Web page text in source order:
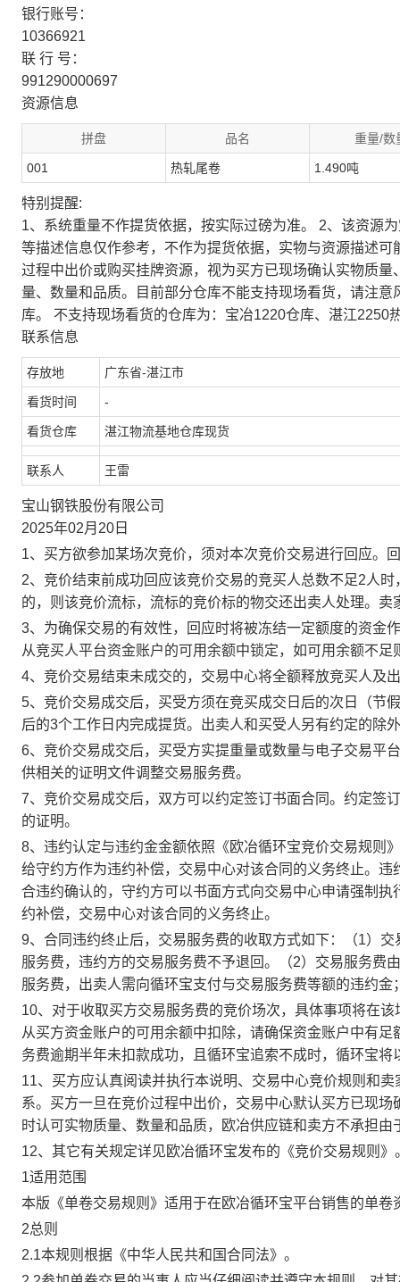
银行账号：
10366921
联 行 号：
991290000697
资源信息
拼盘 品名 重量/数
001 热轧尾卷 1.490吨
特别提醒:
1、系统重量不作提货依据，按实际过磅为准。 2、该资源
等描述信息仅作参考，不作为提货依据，实物与资源描述
过程中出价或购买挂牌资源，视为买方已现场确认实物质
量、数量和品质。目前部分仓库不能支持现场看货，请注
库。 不支持现场看货的仓库为：宝冶1220仓库、湛江2250
联系信息
存放地 广东省-湛江市
看货时间 -
看货仓库 湛江物流基地仓库现货
联系人 王雷
宝山钢铁股份有限公司
2025年02月20日
1、买方欲参加某场次竞价，须对本次竞价交易进行回应。
2、竞价结束前成功回应该竞价交易的竞买人总数不足2人
的，则该竞价流标，流标的竞价标的物交还出卖人处理。
3、为确保交易的有效性，回应时将被冻结一定额度的资金
从竞买人平台资金账户的可用余额中锁定，如可用余额不足
4、竞价交易结束未成交的，交易中心将全额释放竞买人及
5、竞价交易成交后，买受方须在竞买成交日后的次日（节
后的3个工作日内完成提货。出卖人和买受人另有约定的除
6、竞价交易成交后，买受方实提重量或数量与电子交易平
供相关的证明文件调整交易服务费。
7、竞价交易成交后，双方可以约定签订书面合同。约定签
的证明。
8、违约认定与违约金金额依照《欧冶循环宝竞价交易规则
给守约方作为违约补偿，交易中心对该合同的义务终止。
合违约确认的，守约方可以书面方式向交易中心申请强制
约补偿，交易中心对该合同的义务终止。
9、合同违约终止后，交易服务费的收取方式如下：（1）
服务费，违约方的交易服务费不予退回。（2）交易服务费
服务费，出卖人需向循环宝支付与交易服务费等额的违约
10、对于收取买方交易服务费的竞价场次，具体事项将在
从买方资金账户的可用余额中扣除，请确保资金账户中有
务费逾期半年未扣款成功，且循环宝追索不成时，循环宝将
11、买方应认真阅读并执行本说明、交易中心竞价规则和
系。买方一旦在竞价过程中出价，交易中心默认买方已现
时认可实物质量、数量和品质，欧冶供应链和卖方不承担由
12、其它有关规定详见欧冶循环宝发布的《竞价交易规则》
1适用范围
本版《单卷交易规则》适用于在欧冶循环宝平台销售的单卷
2总则
2.1本规则根据《中华人民共和国合同法》。